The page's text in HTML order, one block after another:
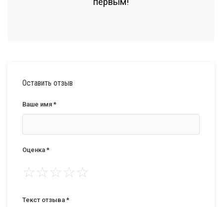
Оставить отзыв
Ваше имя *
Оценка *
☆☆☆☆☆
Текст отзыва *